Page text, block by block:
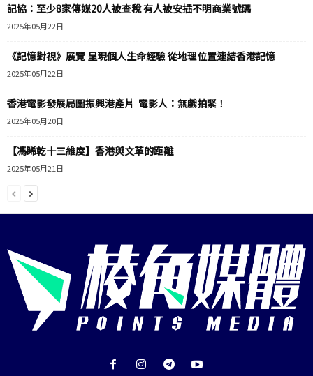
記協：至少8家傳媒20人被查稅 有人被安插不明商業號碼
2025年05月22日
《記憶對視》展覽 呈現個人生命經驗 從地理位置連結香港記憶
2025年05月22日
香港電影發展局圖振興港產片 電影人：無戲拍緊！
2025年05月20日
【馮睎乾十三維度】香港與文革的距離
2025年05月21日